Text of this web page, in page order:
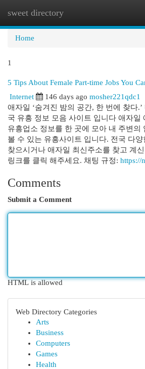
sweet directory
Home
1
5 Tips About Female Part-time Jobs You
Internet 146 days ago mosher221qdc1
애자일 ‘숨겨진 밤의 공간, 한 번에 찾다
국 유흥 정보 모음 사이트 입니다 애자일
유흥업소 정보를 한 곳에 모아 내 주변의
볼 수 있는 유흥사이트 입니다. 전국 다
찾으시거나 애자일 최신주소를 찾고 계
링크를 클릭 해주세요. 채팅 규정: https://
Comments
Submit a Comment
HTML is allowed
Web Directory Categories
Arts
Business
Computers
Games
Health